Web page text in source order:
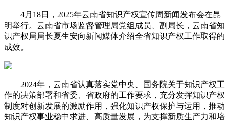
4月18日，2025年云南省知识产权宣传周新闻发布会在昆
明举行。云南省市场监督管理局党组成员、副局长，云南省知
识产权局局长夏生安向新闻媒体介绍全省知识产权工作取得的
成效。
2024年，云南省认真落实党中央、国务院关于知识产权工
作的决策部署和省委、省政府的工作要求，充分发挥知识产权
制度对创新发展的激励作用，强化知识产权保护与运用，推动
知识产权事业稳中求进、高质量发展，为支撑新质生产力和培